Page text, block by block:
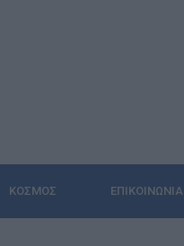
ΚΌΣΜΟΣ ΕΠΙΚΟΙΝΩΝΊΑ